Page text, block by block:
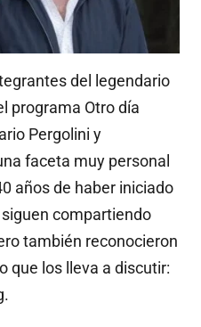
del legendario
programa Otro día
Pergolini y
faceta muy personal
años de haber iniciado
compartiendo
también reconocieron
que los lleva a discutir: